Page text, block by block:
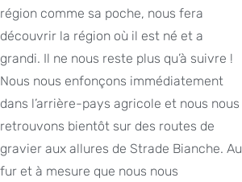
région comme sa poche, nous fera
découvrir la région où il est né et a
grandi. Il ne nous reste plus qu’à suivre !
Nous nous enfonçons immédiatement
dans l’arrière-pays agricole et nous nous
retrouvons bientôt sur des routes de
gravier aux allures de Strade Bianche. Au
fur et à mesure que nous nous